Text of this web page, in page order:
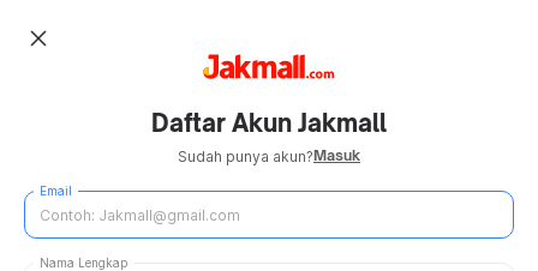
close
Daftar Akun Jakmall
Sudah punya akun?Masuk
Email
Nama Lengkap